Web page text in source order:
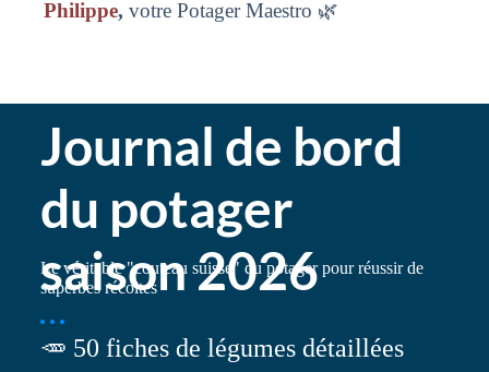
Philippe, votre Potager Maestro 🌿
Le véritable "couteau suisse" du potager pour réussir de
superbes récoltes
🥕 50 fiches de légumes détaillées
Journal de bord
du potager
saison 2026